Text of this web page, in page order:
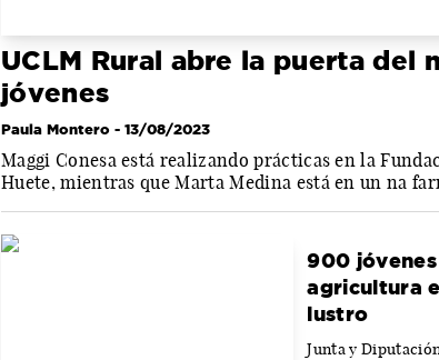
UCLM Rural abre la puerta del
jóvenes
Paula Montero - 13/08/2023
Maggi Conesa está realizando prácticas en la
Huete, mientras que Marta Medina está en un na
900
agricultura
lustro
Junta y